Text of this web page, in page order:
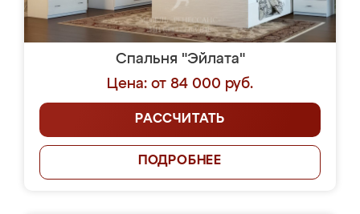
Спальня "Эйлата"
Цена: от 84 000 руб.
РАССЧИТАТЬ
ПОДРОБНЕЕ